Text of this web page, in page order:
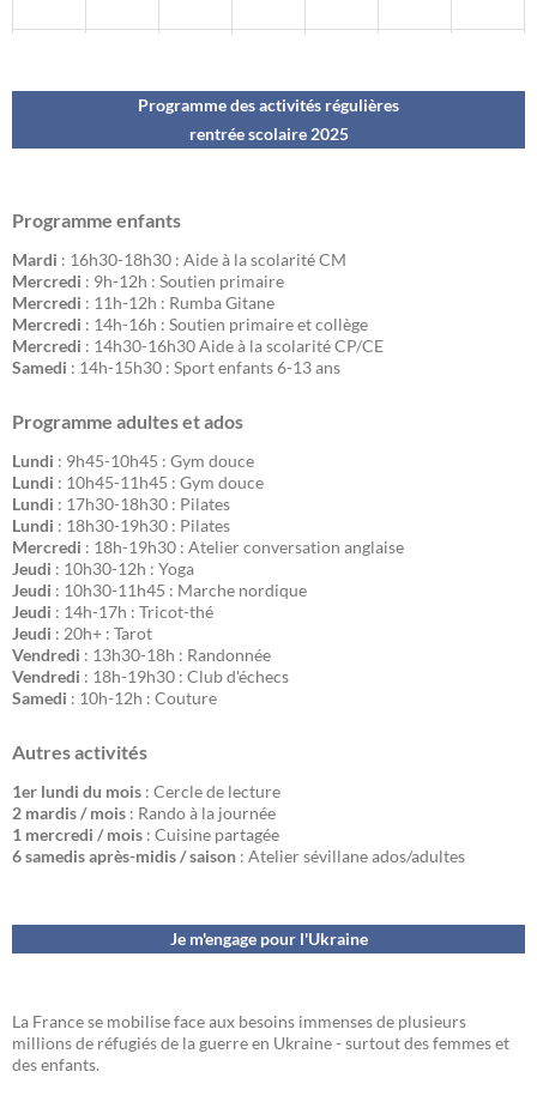
Programme des activités régulières
rentrée scolaire 2025
Programme enfants
Mardi : 16h30-18h30 : Aide à la scolarité CM
Mercredi : 9h-12h : Soutien primaire
Mercredi : 11h-12h : Rumba Gitane
Mercredi : 14h-16h : Soutien primaire et collège
Mercredi : 14h30-16h30 Aide à la scolarité CP/CE
Samedi : 14h-15h30 : Sport enfants 6-13 ans
Programme adultes et ados
Lundi : 9h45-10h45 : Gym douce
Lundi : 10h45-11h45 : Gym douce
Lundi : 17h30-18h30 : Pilates
Lundi : 18h30-19h30 : Pilates
Mercredi : 18h-19h30 : Atelier conversation anglaise
Jeudi : 10h30-12h : Yoga
Jeudi : 10h30-11h45 : Marche nordique
Jeudi : 14h-17h : Tricot-thé
Jeudi : 20h+ : Tarot
Vendredi : 13h30-18h : Randonnée
Vendredi : 18h-19h30 : Club d'échecs
Samedi : 10h-12h : Couture
Autres activités
1er lundi du mois : Cercle de lecture
2 mardis / mois : Rando à la journée
1 mercredi / mois : Cuisine partagée
6 samedis après-midis / saison : Atelier sévillane ados/adultes
Je m'engage pour l'Ukraine
La France se mobilise face aux besoins immenses de plusieurs
millions de réfugiés de la guerre en Ukraine - surtout des femmes et
des enfants.